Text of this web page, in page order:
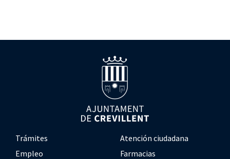
Trámites
Atención ciudadana
Empleo
Farmacias